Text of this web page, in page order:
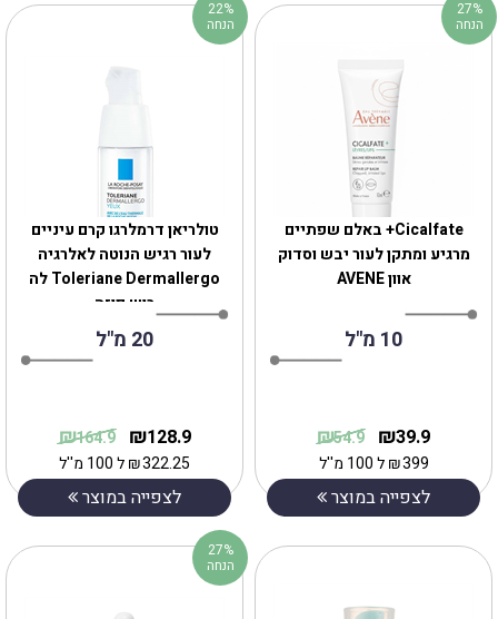
טולריאן דרמלרגו קרם עיניים
לעור רגיש הנוטה לאלרגיה
Toleriane Dermallergo לה
רוש פוזה
20 מ"ל
128.9
₪
164.9
₪
322.25
₪ל 100 מ''ל
לצפייה במוצר
22%
הנחה
Cicalfate+ באלם שפתיים
מרגיע ומתקן לעור יבש וסדוק
אוון AVENE
10 מ"ל
39.9
₪
54.9
₪
399
₪ל 100 מ''ל
לצפייה במוצר
27%
הנחה
27%
הנחה